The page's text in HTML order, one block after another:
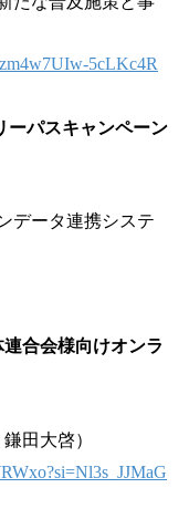
5cLKc4R
ーパスキャンペーン
データ連携システ
合会様向けオンラ
田大啓）